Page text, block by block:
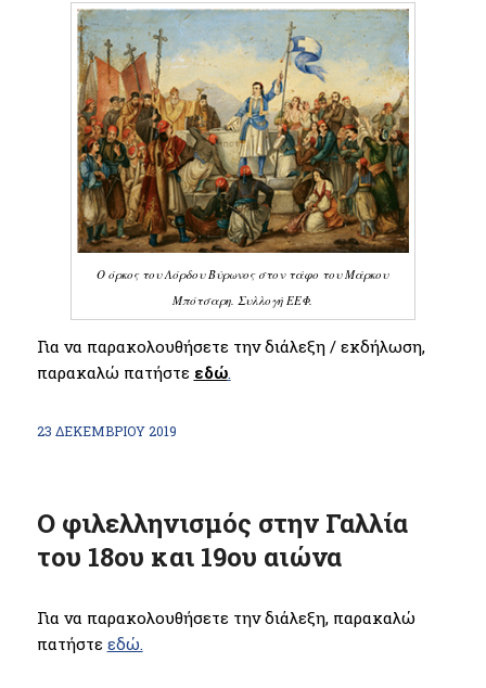
Ο όρκος του Λόρδου Βύρωνος στον τάφο του Μάρκου
Μπότσαρη. Συλλογή ΕΕΦ.
Για να παρακολουθήσετε την διάλεξη / εκδήλωση,
παρακαλώ πατήστε εδώ.
23 ΔΕΚΕΜΒΡΊΟΥ 2019
Ο φιλελληνισμός στην Γαλλία
του 18ου και 19ου αιώνα
Για να παρακολουθήσετε την διάλεξη, παρακαλώ
πατήστε εδώ.